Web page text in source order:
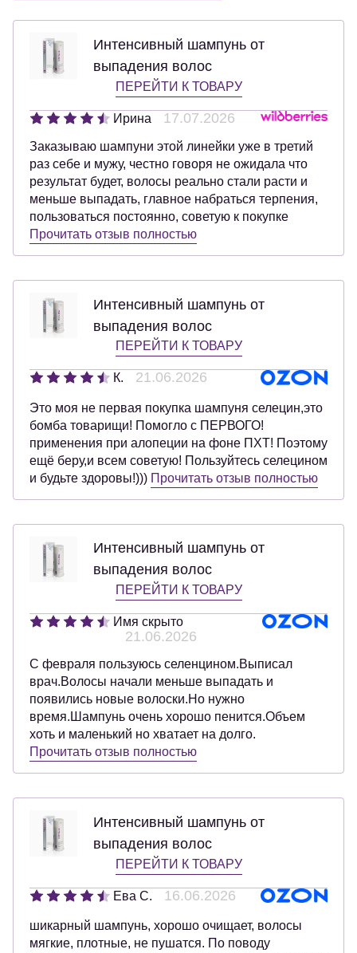
Интенсивный шампунь от
выпадения волос
ПЕРЕЙТИ К ТОВАРУ
Ирина 17.07.2026
Заказываю шампуни этой линейки уже в третий
раз себе и мужу, честно говоря не ожидала что
результат будет, волосы реально стали расти и
меньше выпадать, главное набраться терпения,
пользоваться постоянно, советую к покупке
Прочитать отзыв полностью
Интенсивный шампунь от
выпадения волос
ПЕРЕЙТИ К ТОВАРУ
К. 21.06.2026
Это моя не первая покупка шампуня селецин,это
бомба товарищи! Помогло с ПЕРВОГО!
применения при алопеции на фоне ПХТ! Поэтому
ещё беру,и всем советую! Пользуйтесь селецином
и будьте здоровы!))) Прочитать отзыв полностью
Интенсивный шампунь от
выпадения волос
ПЕРЕЙТИ К ТОВАРУ
Имя скрыто
21.06.2026
С февраля пользуюсь селенцином.Выписал
врач.Волосы начали меньше выпадать и
появились новые волоски.Но нужно
время.Шампунь очень хорошо пенится.Объем
хоть и маленький но хватает на долго.
Прочитать отзыв полностью
Интенсивный шампунь от
выпадения волос
ПЕРЕЙТИ К ТОВАРУ
Ева С. 16.06.2026
шикарный шампунь, хорошо очищает, волосы
мягкие, плотные, не пушатся. По поводу